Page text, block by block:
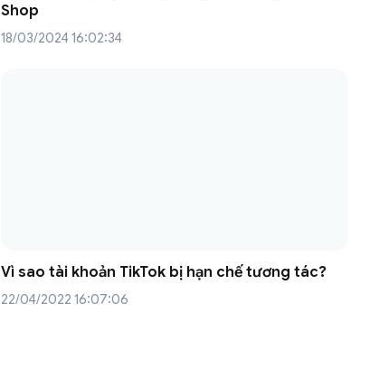
Shop
18/03/2024 16:02:34
Vì sao tài khoản TikTok bị hạn chế tương tác?
22/04/2022 16:07:06